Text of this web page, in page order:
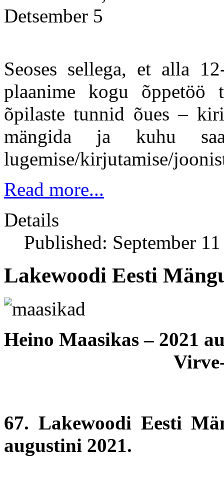
Detsember 5
Seoses sellega, et alla
plaanime kogu õppetöö
õpilaste tunnid õues –
mängida ja kuhu
lugemise/kirjutamise/
Read more...
Details
Published: September
Lakewoodi Eesti
Heino Maasikas – 2021
67. Lakewoodi Eesti
augustini 2021.